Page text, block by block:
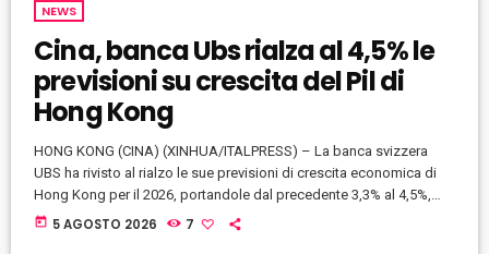
NEWS
Cina, banca Ubs rialza al 4,5% le
previsioni su crescita del Pil di
Hong Kong
HONG KONG (CINA) (XINHUA/ITALPRESS) – La banca svizzera
UBS ha rivisto al rialzo le sue previsioni di crescita economica di
Hong Kong per il 2026, portandole dal precedente 3,3% al 4,5%,
alla luce del costante andamento positivo dell’economia. Lunedi la
today 5 AGOSTO 2026 7